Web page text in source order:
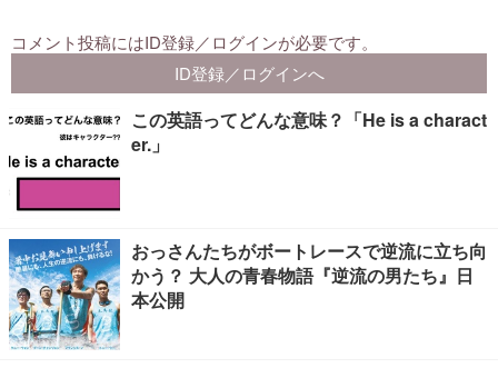
この英語ってどんな意味？「He is a charact
er.」
おっさんたちがボートレースで逆流に立ち向
かう？ 大人の青春物語『逆流の男たち』日
本公開